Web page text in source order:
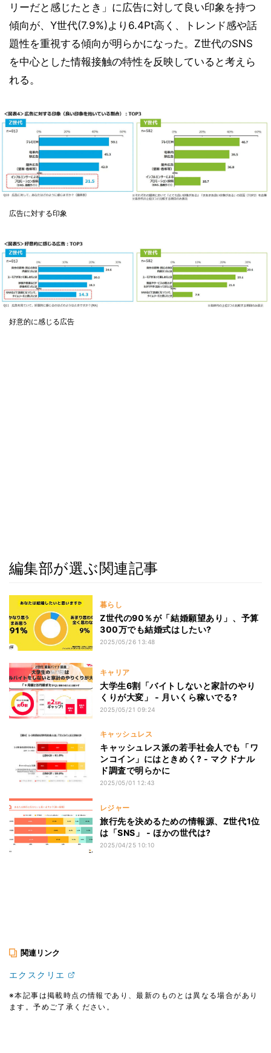
リーだと感じたとき」に広告に対して良い印象を持つ
傾向が、Y世代(7.9%)より6.4Pt高く、トレンド感や話
題性を重視する傾向が明らかになった。Z世代のSNS
を中心とした情報接触の特性を反映していると考えら
れる。
広告に対する印象
好意的に感じる広告
編集部が選ぶ関連記事
暮らし
Z世代の90％が「結婚願望あり」、予算
300万でも結婚式はしたい?
2025/05/26 13:48
キャリア
大学生6割「バイトしないと家計のやり
くりが大変」 - 月いくら稼いでる?
2025/05/21 09:24
キャッシュレス
キャッシュレス派の若手社会人でも「ワ
ンコイン」にはときめく? - マクドナル
ド調査で明らかに
2025/05/01 12:43
レジャー
旅行先を決めるための情報源、Z世代1位
は「SNS」 - ほかの世代は?
2025/04/25 10:10
関連リンク
エクスクリエ
※本記事は掲載時点の情報であり、最新のものとは異なる場合があり
ます。予めご了承ください。